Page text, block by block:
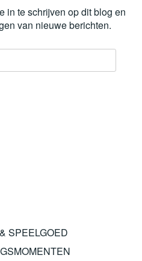
in te schrijven op dit blog en
van nieuwe berichten.
SPEELGOED